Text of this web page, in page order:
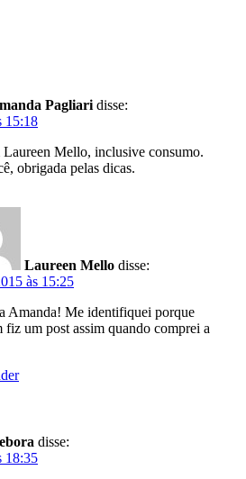
Pagliari disse:
15:18
Laureen Mello, inclusive consumo.
obrigada pelas dicas.
Laureen Mello disse:
às 15:25
Amanda! Me identifiquei porque
fiz um post assim quando comprei a
disse:
18:35